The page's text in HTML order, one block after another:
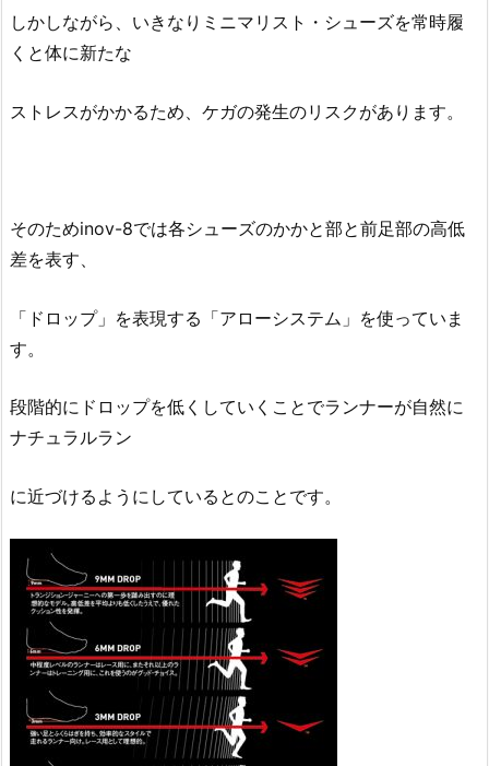
しかしながら、いきなりミニマリスト・シューズを常時履
くと体に新たな
ストレスがかかるため、ケガの発生のリスクがあります。
そのためinov-8では各シューズのかかと部と前足部の高低
差を表す、
「ドロップ」を表現する「アローシステム」を使っていま
す。
段階的にドロップを低くしていくことでランナーが自然に
ナチュラルラン
に近づけるようにしているとのことです。